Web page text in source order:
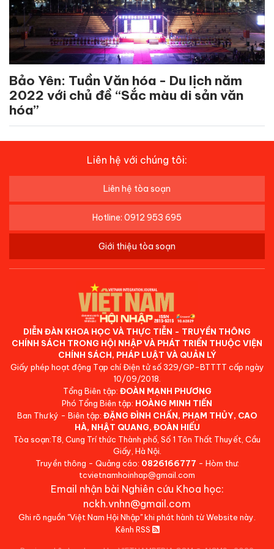
Bảo Yên: Tuần Văn hóa - Du lịch năm
2022 với chủ đề “Sắc màu di sản văn
hóa”
Liên hệ với chúng tôi:
Liên hệ tòa soạn
Hotline: 0912 953 695
Giới thiệu tòa soạn
DIỄN ĐÀN KHOA HỌC VÀ THỰC TIỄN - TRUYỀN THÔNG
CHÍNH SÁCH TRONG HỘI NHẬP VÀ PHÁT TRIỂN THUỘC VIỆN
CHÍNH SÁCH, PHÁP LUẬT VÀ QUẢN LÝ
Giấy phép hoạt động Tạp chí Điện tử số 329/GP-BTTTT cấp ngày
10/09/2018.
Tổng Biên tập: ĐOÀN MẠNH PHƯƠNG
Phó Tổng Biên tập: HOÀNG MINH TIẾN
Ban Thư ký - Biên tập: ĐẶNG ĐÌNH CHẤN, PHẠM THỦY, CAO
HÀ, NHẬT QUANG, ĐOÀN HIẾU
Tòa soạn:T8, Cung Trí thức Thành phố, Số 1 Tôn Thất Thuyết, Cầu
Giấy, Hà Nội.
Truyền thông - Quảng cáo: 0826166777 - Hòm thư:
tcvietnamhoinhap@gmail.com
Email nhận bài Nghiên cứu Khoa học:
nckh.vnhn@gmail.com
Ghi rõ nguồn "Việt Nam Hội Nhập" khi phát hành từ Website này.
Kênh RSS